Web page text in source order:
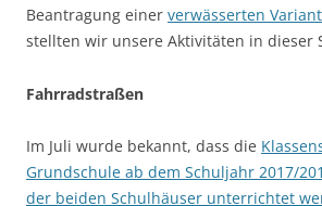
Beantragung einer verwässerten
stellten wir unsere Aktivitäten in dieser
Fahrradstraßen
Im Juli wurde bekannt, dass die
Grundschule ab dem Schuljahr 2017/
der beiden Schulhäuser unterrichtet